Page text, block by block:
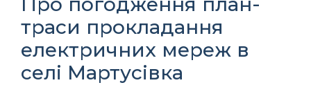
траси прокладання
електричних мереж в
селі Мартусівка